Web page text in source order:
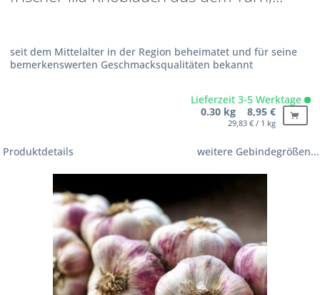
seit dem Mittelalter in der Region beheimatet und für seine
bemerkenswerten Geschmacksqualitäten bekannt
Lieferzeit 3-5 Werktage
0.30 kg 8,95 €
29,83 € / 1 kg
Produktdetails weitere Gebindegrößen...